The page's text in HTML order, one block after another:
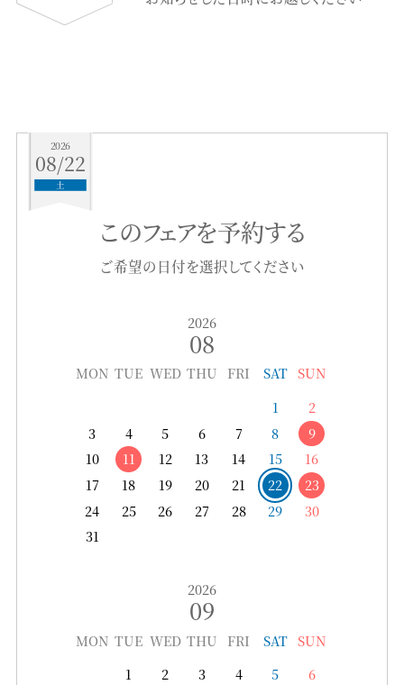
2026
08/22
土
このフェアを予約する
ご希望の日付を選択してください
2026
08
MON TUE WED THU FRI SAT SUN
1
2
3
4 5 6 7 8
9
10
11 12 13 14 15
16
17
18 19 20 21 22
23
24
25 26 27 28 29
30
31
2026
09
MON TUE WED THU FRI SAT SUN
1
2 3 4 5
6